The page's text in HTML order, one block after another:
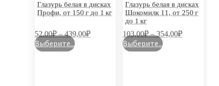
Глазурь белая в дисках
Профи, от 150 г до 1 кг
52,00₽–439,00₽
Выберите...
Глазурь белая в дисках
Шокомилк 11, от 250 г
до 1 кг
103,00₽–354,00₽
Выберите...